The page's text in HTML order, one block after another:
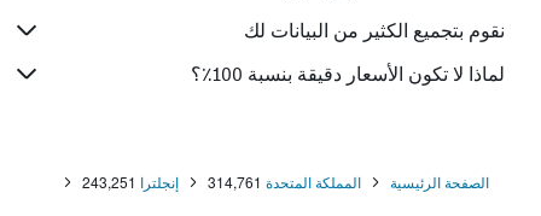
نقوم بتجميع الكثير من البيانات لك
لماذا لا تكون الأسعار دقيقة بنسبة 100٪؟
الصفحة الرئيسية المملكة المتحدة 314,761 إنجلترا 243,251